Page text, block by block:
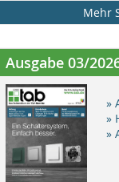
Mehr
Ausgabe 03/
»
»
»